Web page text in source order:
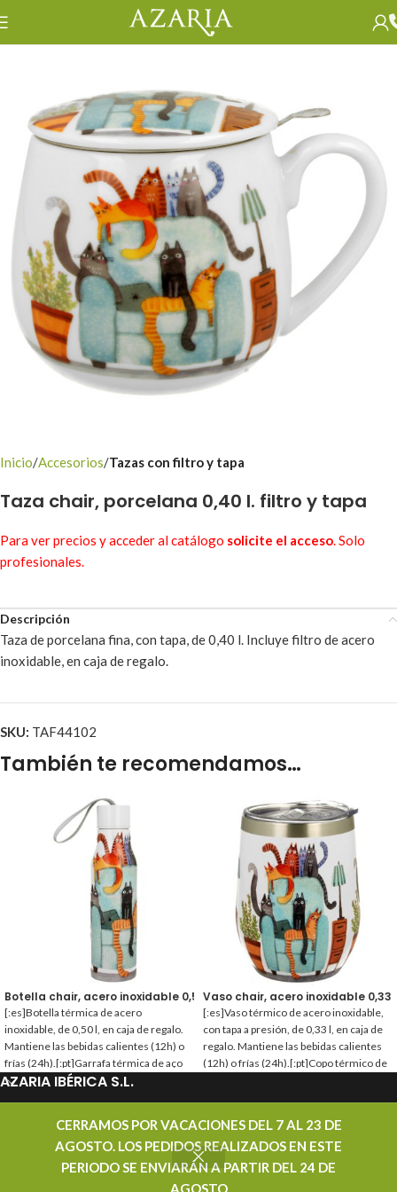
Inicio Accesorios Tazas con filtro y tapa
Taza chair, porcelana 0,40 l. filtro y tapa
Para ver precios y acceder al catálogo solicite el acceso. Solo
profesionales.
Descripción
Taza de porcelana fina, con tapa, de 0,40 l. Incluye filtro de acero
inoxidable, en caja de regalo.
SKU: TAF44102
También te recomendamos…
Botella chair, acero inoxidable 0,50 l.
[:es]Botella térmica de acero
inoxidable, de 0,50 l, en caja de regalo.
Mantiene las bebidas calientes (12h) o
frías (24h).[:pt]Garrafa térmica de aço
inoxidável, de 0,50 l, em caixa de
Vaso chair, acero inoxidable 0,33
[:es]Vaso térmico de acero inoxidable,
con tapa a presión, de 0,33 l, en caja de
regalo. Mantiene las bebidas calientes
(12h) o frías (24h).[:pt]Copo térmico de
frias (24h).[:]
AZARIA IBÉRICA S.L.
PROMOCIONES
CONTACTAR
CERRAMOS POR VACACIONES DEL 7 AL 23 DE
AGOSTO. LOS PEDIDOS REALIZADOS EN ESTE
PERIODO SE ENVIARÁN A PARTIR DEL 24 DE
AGOSTO